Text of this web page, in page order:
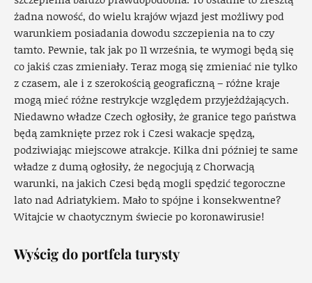
żadna nowość, do wielu krajów wjazd jest możliwy pod
warunkiem posiadania dowodu szczepienia na to czy
tamto. Pewnie, tak jak po 11 września, te wymogi będą się
co jakiś czas zmieniały. Teraz mogą się zmieniać nie tylko
z czasem, ale i z szerokością geograficzną – różne kraje
mogą mieć różne restrykcje względem przyjeżdżających.
Niedawno władze Czech ogłosiły, że granice tego państwa
będą zamknięte przez rok i Czesi wakacje spędzą,
podziwiając miejscowe atrakcje. Kilka dni później te same
władze z dumą ogłosiły, że negocjują z Chorwacją
warunki, na jakich Czesi będą mogli spędzić tegoroczne
lato nad Adriatykiem. Mało to spójne i konsekwentne?
Witajcie w chaotycznym świecie po koronawirusie!
Wyścig do portfela turysty